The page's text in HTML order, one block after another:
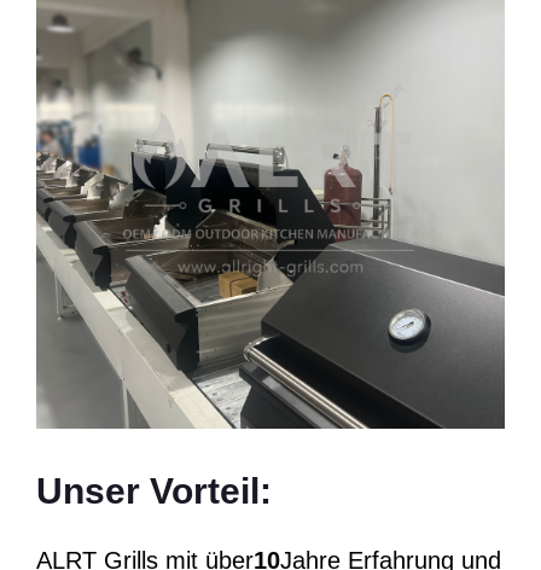
Unser Vorteil:
ALRT Grills mit über10Jahre Erfahrung und